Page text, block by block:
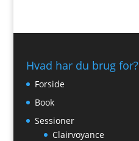
Hvad har du brug for?
Forside
Book
Sessioner
Clairvoyance